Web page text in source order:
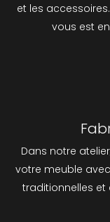
et les
vous est
Dans notre
votre meuble
traditionnelles et